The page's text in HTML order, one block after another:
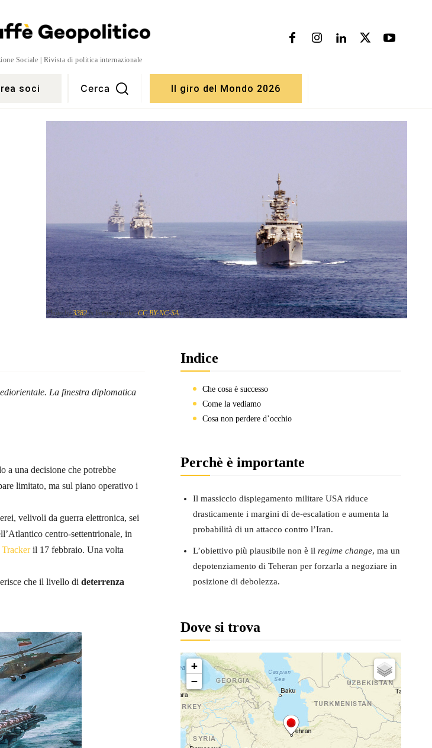
Sociale | Rivista di politica internazionale
soci Cerca Il giro del Mondo 2026
Photo by3382is licensed underCC BY-NC-SA
La finestra diplomatica
a una decisione che potrebbe
limitato, ma sul piano operativo i
velivoli da guerra elettronica, sei
centro-settentrionale, in
il 17 febbraio. Una volta
che il livello di deterrenza
Indice
Che cosa è successo
Come la vediamo
Cosa non perdere d’occhio
Perchè è importante
Il massiccio dispiegamento militare USA riduce
drasticamente i margini di de-escalation e aumenta la
probabilità di un attacco contro l’Iran.
L’obiettivo più plausibile non è il regime change, ma un
depotenziamento di Teheran per forzarla a negoziare in
posizione di debolezza.
Dove si trova